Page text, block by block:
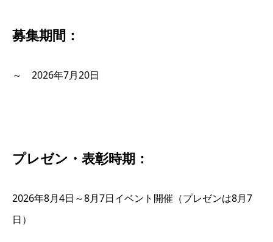
募集期間：
～ 2026年7月20日
プレゼン・表彰時期：
2026年8月4日～8月7日イベント開催（プレゼンは8月7
日）